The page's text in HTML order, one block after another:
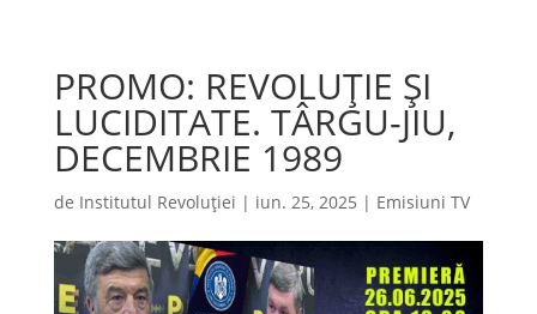
PROMO: REVOLUȚIE ȘI
LUCIDITATE. TÂRGU-JIU,
DECEMBRIE 1989
de Institutul Revoluției | iun. 25, 2025 | Emisiuni TV